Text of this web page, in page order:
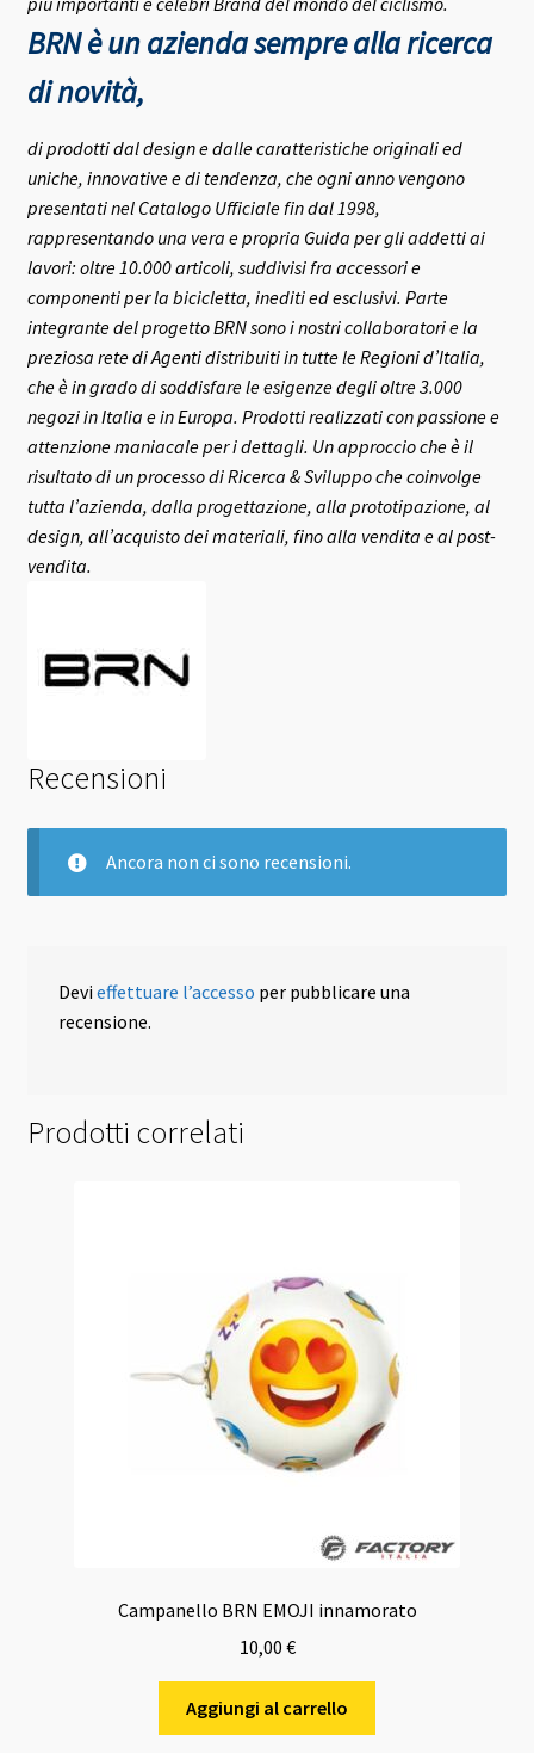
BRN è un azienda sempre alla ricerca
di novità,
di prodotti dal design e dalle caratteristiche originali ed
uniche, innovative e di tendenza, che ogni anno vengono
presentati nel Catalogo Ufficiale fin dal 1998,
rappresentando una vera e propria Guida per gli addetti ai
lavori: oltre 10.000 articoli, suddivisi fra accessori e
componenti per la bicicletta, inediti ed esclusivi. Parte
integrante del progetto BRN sono i nostri collaboratori e la
preziosa rete di Agenti distribuiti in tutte le Regioni d’Italia,
che è in grado di soddisfare le esigenze degli oltre 3.000
negozi in Italia e in Europa. Prodotti realizzati con passione e
attenzione maniacale per i dettagli. Un approccio che è il
risultato di un processo di Ricerca & Sviluppo che coinvolge
tutta l’azienda, dalla progettazione, alla prototipazione, al
design, all’acquisto dei materiali, fino alla vendita e al post-
vendita.
Recensioni
Ancora non ci sono recensioni.
Devieffettuare l’accesso per pubblicare una
recensione.
Prodotti correlati
Campanello BRN EMOJI innamorato
10,00 €
Aggiungi al carrello